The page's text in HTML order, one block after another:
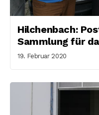
Hilchenbach:
Sammlung für
19. Februar 2020